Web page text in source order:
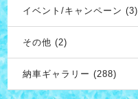
イベント/キャンペーン (3)
その他 (2)
納車ギャラリー (288)